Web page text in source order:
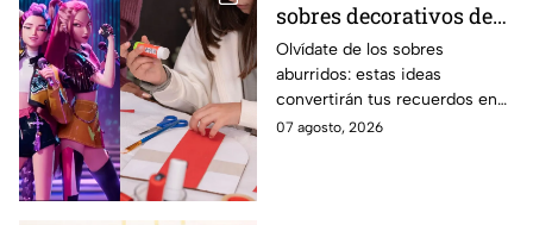
sobres decorativos de
Huntrix para guardar
cartas y stickers
Olvídate de los sobres
aburridos: estas ideas
convertirán tus recuerdos en
un accesorio digno de una fan
07 agosto, 2026